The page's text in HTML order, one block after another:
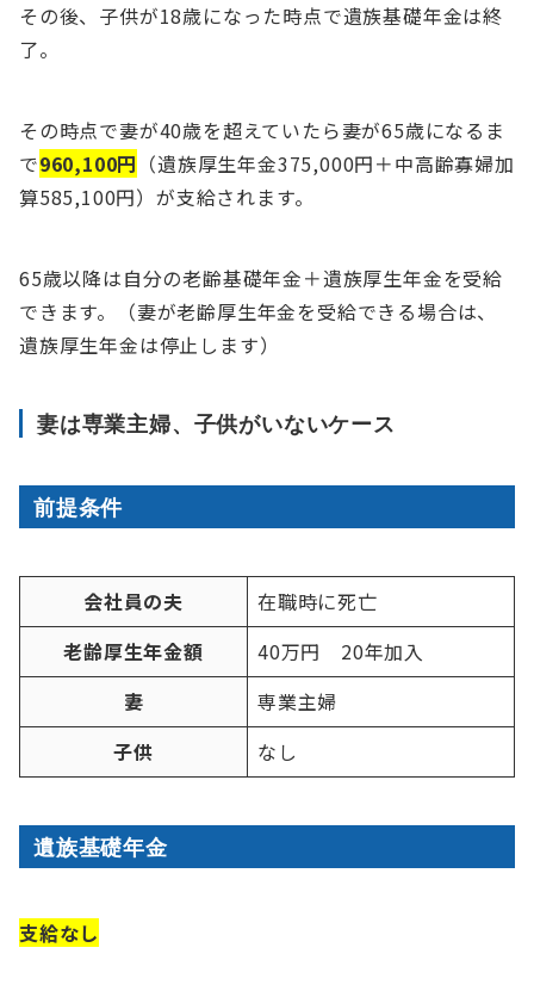
その後、子供が18歳になった時点で遺族基礎年金は終
了。
その時点で妻が40歳を超えていたら妻が65歳になるま
で960,100円 （遺族厚生年金375,000円＋中高齢寡婦加
算585,100円）が支給されます。
65歳以降は自分の老齢基礎年金＋遺族厚生年金を受給
できます。（妻が老齢厚生年金を受給できる場合は、
遺族厚生年金は停止します）
妻は専業主婦、子供がいないケース
前提条件
会社員の夫
在職時に死亡
老齢厚生年金額
40万円 20年加入
妻
専業主婦
子供
なし
遺族基礎年金
支給なし